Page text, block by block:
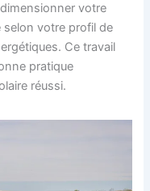
votre
votre profil de
Ce travail
pratique
réussi.